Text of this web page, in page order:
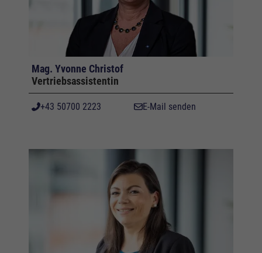
Mag. Yvonne Christof
Vertriebsassistentin
+43 50700 2223 E-Mail senden